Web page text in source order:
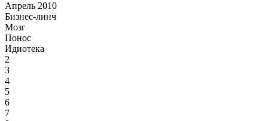
Апрель 2010
Бизнес-линч
Мозг
Понос
Идиотека
2
3
4
5
6
7